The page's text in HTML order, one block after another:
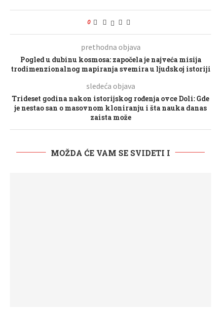
0
prethodna objava
Pogled u dubinu kosmosa: započela je najveća misija
trodimenzionalnog mapiranja svemira u ljudskoj istoriji
sledeća objava
Trideset godina nakon istorijskog rođenja ovce Doli: Gde
je nestao san o masovnom kloniranju i šta nauka danas
zaista može
MOŽDA ĆE VAM SE SVIDETI I